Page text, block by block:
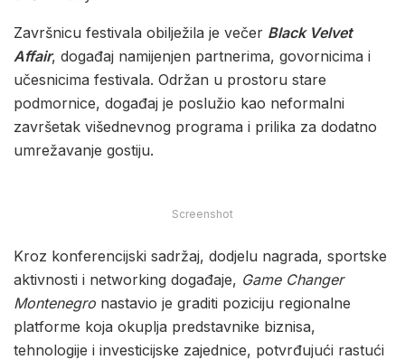
Završnicu festivala obilježila je večer Black Velvet
Affair, događaj namijenjen partnerima, govornicima i
učesnicima festivala. Održan u prostoru stare
podmornice, događaj je poslužio kao neformalni
završetak višednevnog programa i prilika za dodatno
umrežavanje gostiju.
Screenshot
Kroz konferencijski sadržaj, dodjelu nagrada, sportske
aktivnosti i networking događaje, Game Changer
Montenegro nastavio je graditi poziciju regionalne
platforme koja okuplja predstavnike biznisa,
tehnologije i investicijske zajednice, potvrđujući rastući